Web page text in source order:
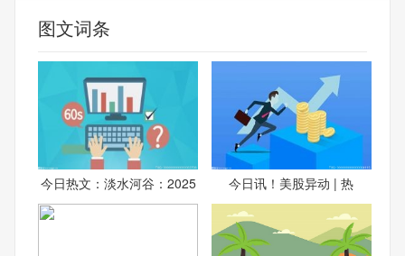
图文词条
今日热文：淡水河谷：2025 今日讯！美股异动 | 热